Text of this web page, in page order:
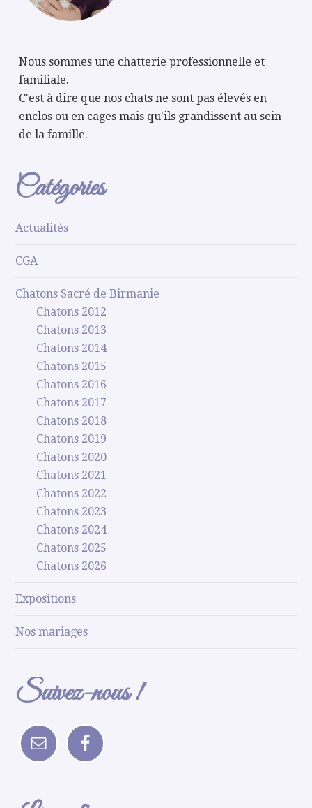
Nous sommes une chatterie professionnelle et
familiale.
C'est à dire que nos chats ne sont pas élevés en
enclos ou en cages mais qu'ils grandissent au sein
de la famille.
Catégories
Actualités
CGA
Chatons Sacré de Birmanie
Chatons 2012
Chatons 2013
Chatons 2014
Chatons 2015
Chatons 2016
Chatons 2017
Chatons 2018
Chatons 2019
Chatons 2020
Chatons 2021
Chatons 2022
Chatons 2023
Chatons 2024
Chatons 2025
Chatons 2026
Expositions
Nos mariages
Suivez-nous !